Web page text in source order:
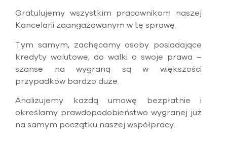
Gratulujemy wszystkim pracownikom naszej
Kancelarii zaangażowanym w tę sprawę.
Tym samym, zachęcamy osoby posiadające
kredyty walutowe, do walki o swoje prawa –
szanse na wygraną są w większości
przypadków bardzo duże.
Analizujemy każdą umowę bezpłatnie i
określamy prawdopodobieństwo wygranej już
na samym początku naszej współpracy.